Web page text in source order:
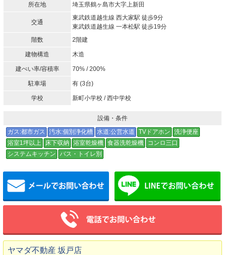
所在地 埼玉県鶴ヶ島市大字上新田
交通
東武鉄道越生線 西大家駅 徒歩9分
東武鉄道越生線 一本松駅 徒歩19分
階数
2階建
建物構造 木造
建ぺい率/容積率 70% / 200%
駐車場 有 (3台)
学校 新町小学校 / 西中学校
設備・条件
ガス:都市ガス
汚水:個別浄化槽 水道:公営水道 TVドアホン
洗浄便座
浴室1坪以上
床下収納 浴室乾燥機 食器洗乾燥機
コンロ三口
システムキッチン
バス・トイレ別
メールでお問い合わせ
ヤマダ不動産 坂戸店